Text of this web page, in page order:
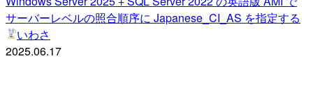
サーバーレベルの照合順序に Japanese_CI_AS を指定する
いわさ
2025.06.17